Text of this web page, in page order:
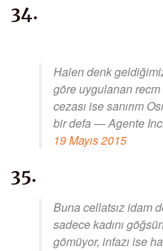
34.
Halen denk
göre uygulanan
cezası ise sanırım
bir defa — Agente
19 Mayıs 2015
35.
Buna cellatsız idam
sadece kadını
gömüyor, infazı ise